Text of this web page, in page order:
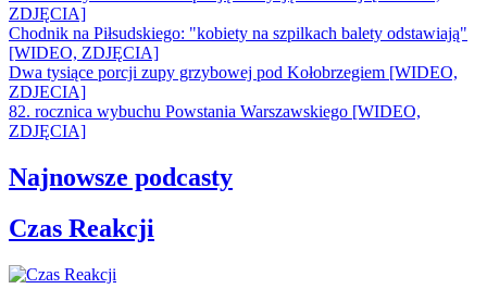
ZDJĘCIA]
Chodnik na Piłsudskiego: "kobiety na szpilkach balety odstawiają"
[WIDEO, ZDJĘCIA]
Dwa tysiące porcji zupy grzybowej pod Kołobrzegiem [WIDEO,
ZDJECIA]
82. rocznica wybuchu Powstania Warszawskiego [WIDEO,
ZDJĘCIA]
Najnowsze podcasty
Czas Reakcji